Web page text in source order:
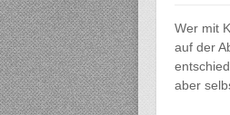
Wer mit
auf der
aber